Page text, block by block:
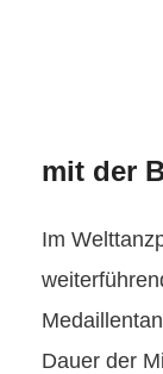
mit der
Im
Dauer der